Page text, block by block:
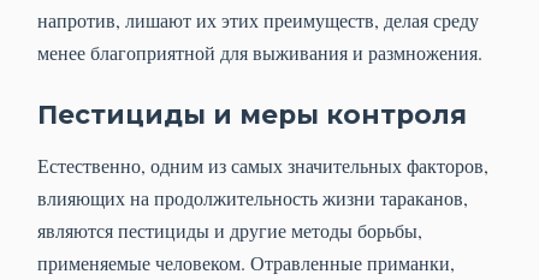
напротив, лишают их этих преимуществ, делая среду
менее благоприятной для выживания и размножения.
Пестициды и меры контроля
Естественно, одним из самых значительных факторов,
влияющих на продолжительность жизни тараканов,
являются пестициды и другие методы борьбы,
применяемые человеком. Отравленные приманки,